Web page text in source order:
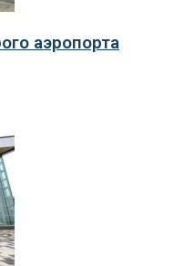
аэропорта